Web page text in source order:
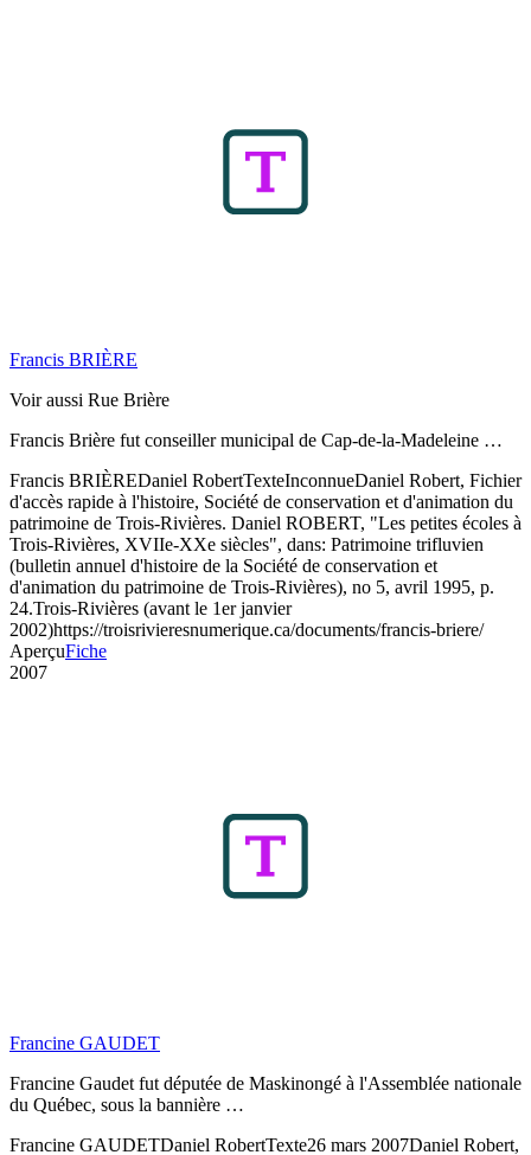
Francis BRIÈRE
Voir aussi Rue Brière
Francis Brière fut conseiller municipal de Cap-de-la-Madeleine …
Francis BRIÈREDaniel RobertTexteInconnueDaniel Robert, Fichier
d'accès rapide à l'histoire, Société de conservation et d'animation du
patrimoine de Trois-Rivières. Daniel ROBERT, "Les petites écoles à
Trois-Rivières, XVIIe-XXe siècles", dans: Patrimoine trifluvien
(bulletin annuel d'histoire de la Société de conservation et
d'animation du patrimoine de Trois-Rivières), no 5, avril 1995, p.
24.Trois-Rivières (avant le 1er janvier
2002)https://troisrivieresnumerique.ca/documents/francis-briere/
AperçuFiche
2007
Francine GAUDET
Francine Gaudet fut députée de Maskinongé à l'Assemblée nationale
du Québec, sous la bannière …
Francine GAUDETDaniel RobertTexte26 mars 2007Daniel Robert,